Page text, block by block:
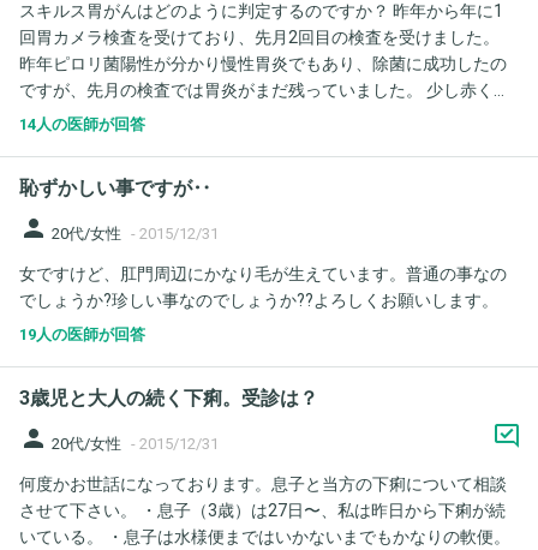
果が出ていないので医師からの説明は年明けになるようです。現
在は点滴治療と胃のなかのものを出す処置をしています。潰瘍が
大きいので2週間の入院で大丈夫なのかということ、潰瘍以外の可
能性もあるのでしょうか？病理検査では悪性ではなかったと出ま
したが・・。パーキンソン病で貧血もあり19日の検査のこともあ
スキルス胃がんはどのように判定するのですか？ 昨年から年に1
回胃カメラ検査を受けており、先月2回目の検査を受けました。
昨年ピロリ菌陽性が分かり慢性胃炎でもあり、除菌に成功したの
ですが、先月の検査では胃炎がまだ残っていました。 少し赤くな
っているところがあり生検に出されたのですが、結果はただの炎
検査ではっきりするのでしょうか？ 私のように表面だけの組織を
取ったのでは分からないのでしょうか？ (ちなみに先月の検査では
14人の医師が回答
恥ずかしい事ですが‥
person 20代/女性 - 2015/12/31
女ですけど、肛門周辺にかなり毛が生えています。普通の事なの
でしょうか?珍しい事なのでしょうか??よろしくお願いします。
19人の医師が回答
3歳児と大人の続く下痢。受診は？
person 20代/女性 - 2015/12/31
何度かお世話になっております。息子と当方の下痢について相談
させて下さい。 ・息子（3歳）は27日〜、私は昨日から下痢が続
いている。 ・息子は水様便まではいかないまでもかなりの軟便。